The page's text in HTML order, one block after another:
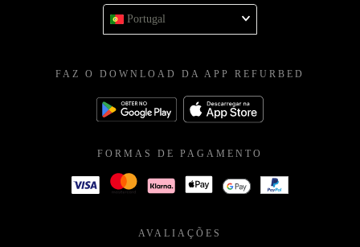
Portugal
FAZ O DOWNLOAD DA APP REFURBED
FORMAS DE PAGAMENTO
AVALIAÇÕES